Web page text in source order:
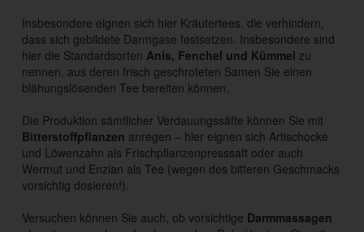
Insbesondere eignen sich hier Kräutertees, die verhindern,
dass sich gebildete Darmgase festsetzen. Insbesondere sind
hier die Standardsorten Anis, Fenchel und Kümmel zu
nennen, aus deren frisch geschroteten Samen Sie einen
blähungslösenden Tee bereiten können.
Die Produktion sämtlicher Verdauungssäfte können Sie mit
Bitterstoffpflanzen anregen – hier eignen sich Artischocke
und Löwenzahn als Frischpflanzenpresssaft oder auch
Wermut und Enzian als Tee (wegen des bitteren Geschmacks
vorsichtig dosieren!).
Versuchen können Sie auch, ob vorsichtige Darmmassagen